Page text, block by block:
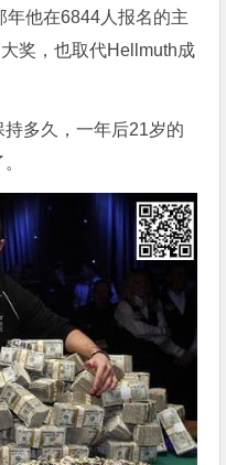
年他在6844人报名的主
奖，也取代Hellmuth成
多久，一年后21岁的